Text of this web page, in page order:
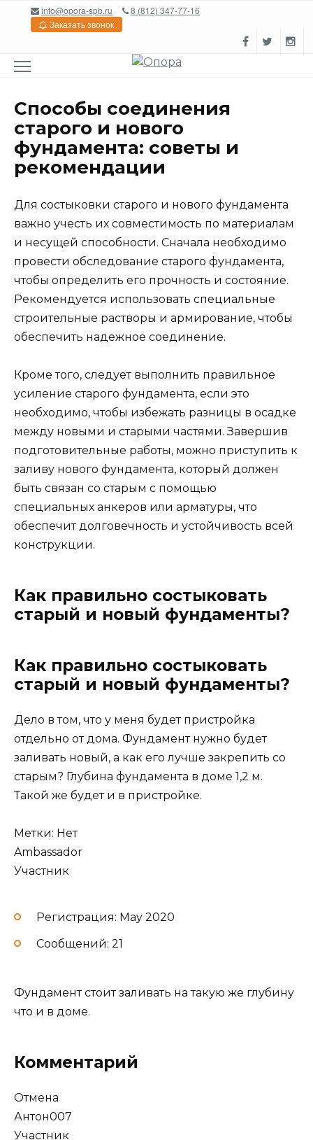
Перейтиinfo@opora-spb.ru
8 (812) 347-77-16
Заказать звонок
Способы соединения
старого и нового
фундамента: советы и
рекомендации
Для состыковки старого и нового фундамента
важно учесть их совместимость по материалам
и несущей способности. Сначала необходимо
провести обследование старого фундамента,
чтобы определить его прочность и состояние.
Рекомендуется использовать специальные
строительные растворы и армирование, чтобы
обеспечить надежное соединение.
Кроме того, следует выполнить правильное
усиление старого фундамента, если это
необходимо, чтобы избежать разницы в осадке
между новыми и старыми частями. Завершив
подготовительные работы, можно приступить к
заливу нового фундамента, который должен
быть связан со старым с помощью
специальных анкеров или арматуры, что
обеспечит долговечность и устойчивость всей
конструкции.
Как правильно состыковать
старый и новый фундаменты?
Как правильно состыковать
старый и новый фундаменты?
Дело в том, что у меня будет пристройка
отдельно от дома. Фундамент нужно будет
заливать новый, а как его лучше закрепить со
старым? Глубина фундамента в доме 1,2 м.
Такой же будет и в пристройке.
Метки: Нет
Ambassador
Участник
Регистрация: May 2020
Сообщений: 21
Фундамент стоит заливать на такую же глубину
что и в доме.
Комментарий
Отмена
Антон007
Участник